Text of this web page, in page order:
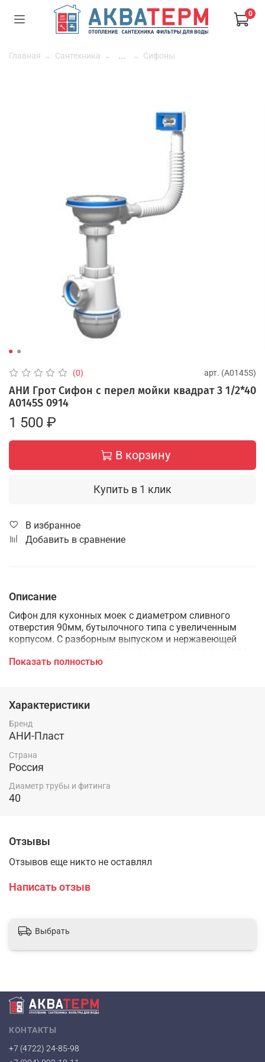
0
Главная Сантехника ... Сифоны
(0) арт. (А0145S)
АНИ Грот Сифон с перел мойки квадрат 3 1/2*40
А0145S 0914
1 500 ₽
В корзину
Купить в 1 клик
В избранное
Добавить в сравнение
Описание
Сифон для кухонных моек с диаметром сливного
отверстия 90мм, бутылочного типа с увеличенным
корпусом. С разборным выпуском и нержавеющей
решеткой, с жестким прямоугольным переливом для
моек из нержавеющей стали. Выпуск перелива
достигается путем переворота. Выход для
подключения к канализации 40мм.
Показать полностью
Характеристики
Бренд
АНИ-Пласт
Страна
Россия
Диаметр трубы и фитинга
40
Отзывы
Отзывов еще никто не оставлял
Написать отзыв
Выбрать
КОНТАКТЫ
+7 (4722) 24-85-98